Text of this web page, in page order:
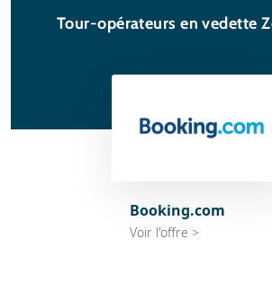
Tour-opérateurs en vedette
Booking.com
Voir l'offre >